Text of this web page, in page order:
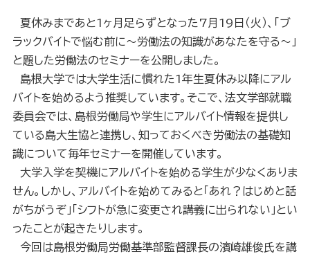
夏休みまであと1ヶ月足らずとなった7月19日（火）、「ブ
ラックバイトで悩む前に～労働法の知識があなたを守る～」
と題した労働法のセミナーを公開しました。
島根大学では大学生活に慣れた1年生夏休み以降にアル
バイトを始めるよう推奨しています。そこで、法文学部就職
委員会では、島根労働局や学生にアルバイト情報を提供し
ている島大生協と連携し、知っておくべき労働法の基礎知
識について毎年セミナーを開催しています。
大学入学を契機にアルバイトを始める学生が少なくありま
せん。しかし、アルバイトを始めてみると「あれ？はじめと話
がちがうぞ」「シフトが急に変更され講義に出られない」とい
ったことが起きたりします。
今回は島根労働局労働基準部監督課長の濱崎雄俊氏を講